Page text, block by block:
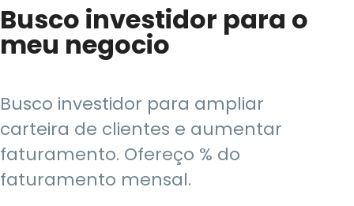
Busco investidor para o
meu negocio
Busco investidor para ampliar
carteira de clientes e aumentar
faturamento. Ofereço % do
faturamento mensal.